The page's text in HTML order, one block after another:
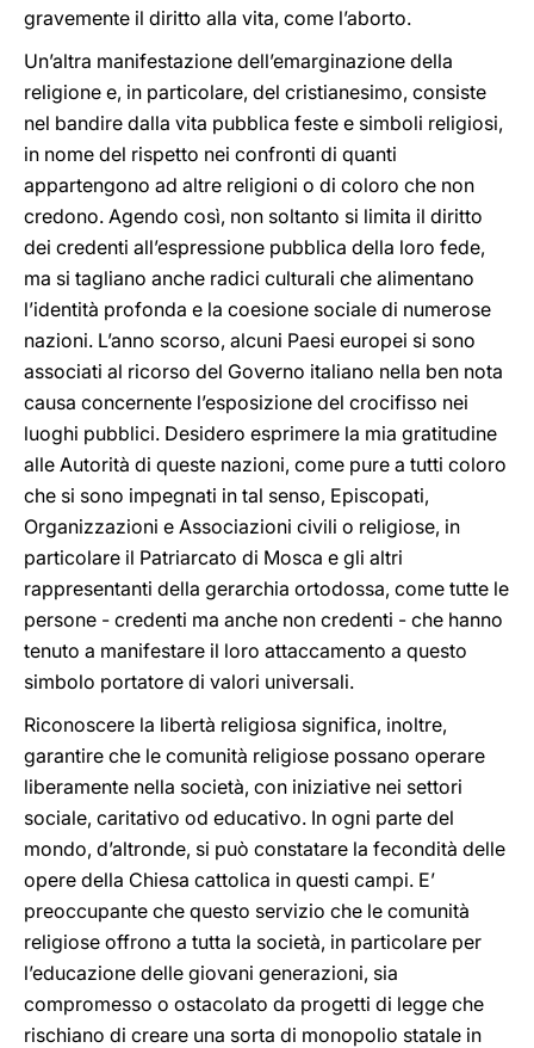
gravemente il diritto alla vita, come l’aborto.
Un’altra manifestazione dell’emarginazione della
religione e, in particolare, del cristianesimo, consiste
nel bandire dalla vita pubblica feste e simboli religiosi,
in nome del rispetto nei confronti di quanti
appartengono ad altre religioni o di coloro che non
credono. Agendo così, non soltanto si limita il diritto
dei credenti all’espressione pubblica della loro fede,
ma si tagliano anche radici culturali che alimentano
l’identità profonda e la coesione sociale di numerose
nazioni. L’anno scorso, alcuni Paesi europei si sono
associati al ricorso del Governo italiano nella ben nota
causa concernente l’esposizione del crocifisso nei
luoghi pubblici. Desidero esprimere la mia gratitudine
alle Autorità di queste nazioni, come pure a tutti coloro
che si sono impegnati in tal senso, Episcopati,
Organizzazioni e Associazioni civili o religiose, in
particolare il Patriarcato di Mosca e gli altri
rappresentanti della gerarchia ortodossa, come tutte le
persone - credenti ma anche non credenti - che hanno
tenuto a manifestare il loro attaccamento a questo
simbolo portatore di valori universali.
Riconoscere la libertà religiosa significa, inoltre,
garantire che le comunità religiose possano operare
liberamente nella società, con iniziative nei settori
sociale, caritativo od educativo. In ogni parte del
mondo, d’altronde, si può constatare la fecondità delle
opere della Chiesa cattolica in questi campi. E’
preoccupante che questo servizio che le comunità
religiose offrono a tutta la società, in particolare per
l’educazione delle giovani generazioni, sia
compromesso o ostacolato da progetti di legge che
rischiano di creare una sorta di monopolio statale in